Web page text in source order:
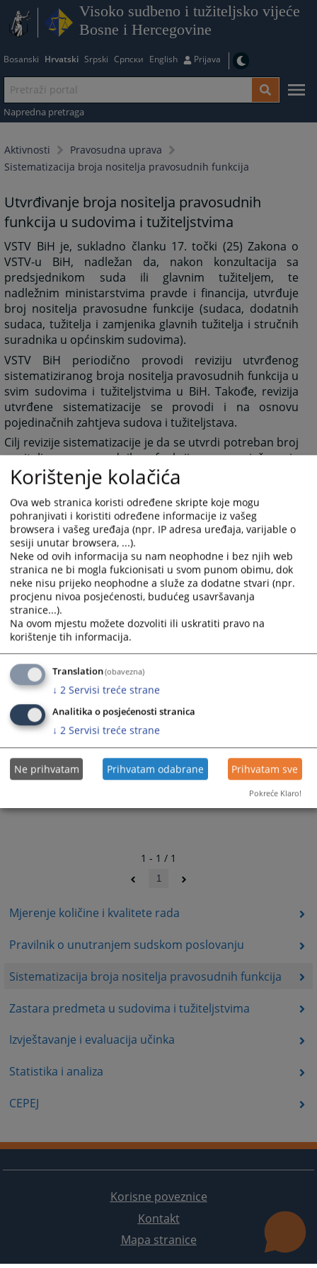
Visoko sudbeno i tužiteljsko vijeće
Bosne i Hercegovine
Bosanski Hrvatski Srpski Српски English Prijava
Napredna pretraga
Aktivnosti
Pravosudna uprava
Sistematizacija broja nositelja pravosudnih funkcija
Mjerenje količine i kvalitete rada
Pravilnik o unutranjem sudskom poslovanju
Sistematizacija broja nositelja pravosudnih funkcija
Zastara predmeta u sudovima i tužiteljstvima
Izvještavanje i evaluacija učinka
Statistika i analiza
CEPEJ
Utvrđivanje broja nositelja pravosudnih
funkcija u sudovima i tužiteljstvima
VSTV BiH je, sukladno članku 17. točki (25) Zakona o
VSTV-u BiH, nadležan da, nakon konzultacija sa
predsjednikom suda ili glavnim tužiteljem, te
nadležnim ministarstvima pravde i financija, utvrđuje
broj nositelja pravosudne funkcije (sudaca, dodatnih
sudaca, tužitelja i zamjenika glavnih tužitelja i stručnih
suradnika u općinskim sudovima).
VSTV BiH periodično provodi reviziju utvrđenog
sistematiziranog broja nositelja pravosudnih funkcija u
svim sudovima i tužiteljstvima u BiH. Takođe, revizija
utvrđene sistematizacije se provodi i na osnovu
pojedinačnih zahtjeva sudova i tužiteljstava.
Cilj revizije sistematizacije je da se utvrdi potreban broj
nositelja pravosudnih funkcija za rješavanje
cjelokupnog godišnjeg priljeva predmeta (prosječni
godišnji priljev u prethodne tri godine) prema važećim
orijentacijskim normama. Potreban broj nositelja
pravosudnih funkcija za rješavanje neriješenih
predmeta iskazuje se u godinama potrebnim za
rješavanje svih neriješenih predmeta u sudu i
tužiteljstvu na određeni dan.
267PREGLEDA
1 - 1 / 1
1
Korisne poveznice
Kontakt
Mapa stranice
Korištenje kolačića
Ova web stranica koristi određene skripte koje mogu
pohranjivati i koristiti određene informacije iz vašeg
browsera i vašeg uređaja (npr. IP adresa uređaja, varijable o
sesiji unutar browsera, ...).
Neke od ovih informacija su nam neophodne i bez njih web
stranica ne bi mogla fukcionisati u svom punom obimu, dok
neke nisu prijeko neophodne a služe za dodatne stvari (npr.
procjenu nivoa posjećenosti, budućeg usavršavanja
stranice...).
Na ovom mjestu možete dozvoliti ili uskratiti pravo na
korištenje tih informacija.
Translation(obavezna)
↓ 2 Servisi treće strane
Analitika o posjećenosti stranica
↓ 2 Servisi treće strane
Ne prihvatam Prihvatam odabrane Prihvatam sve
Pokreće Klaro!